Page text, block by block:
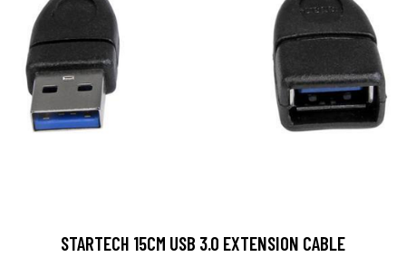
STARTECH 15CM USB 3.0 EXTENSION CABLE